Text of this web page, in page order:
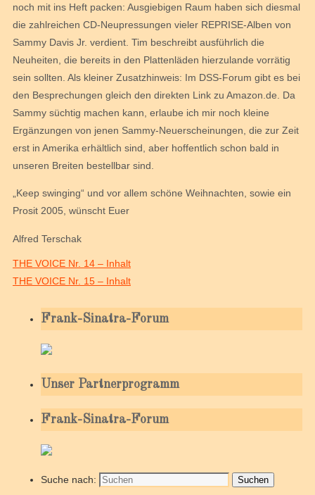
noch mit ins Heft packen: Ausgiebigen Raum haben sich diesmal
die zahlreichen CD-Neupressungen vieler REPRISE-Alben von
Sammy Davis Jr. verdient. Tim beschreibt ausführlich die
Neuheiten, die bereits in den Plattenläden hierzulande vorrätig
sein sollten. Als kleiner Zusatzhinweis: Im DSS-Forum gibt es bei
den Besprechungen gleich den direkten Link zu Amazon.de. Da
Sammy süchtig machen kann, erlaube ich mir noch kleine
Ergänzungen von jenen Sammy-Neuerscheinungen, die zur Zeit
erst in Amerika erhältlich sind, aber hoffentlich schon bald in
unseren Breiten bestellbar sind.
„Keep swinging“ und vor allem schöne Weihnachten, sowie ein
Prosit 2005, wünscht Euer
Alfred Terschak
THE VOICE Nr. 14 – Inhalt
THE VOICE Nr. 15 – Inhalt
Frank-Sinatra-Forum
Unser Partnerprogramm
Frank-Sinatra-Forum
Suche nach: Suchen